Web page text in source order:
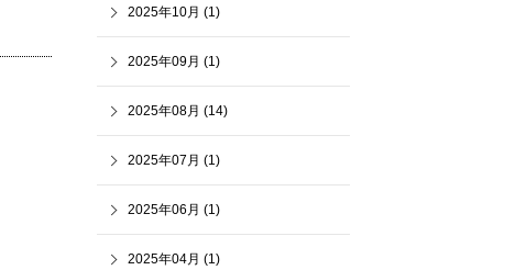
2025年10月 (1)
2025年09月 (1)
2025年08月 (14)
2025年07月 (1)
2025年06月 (1)
2025年04月 (1)